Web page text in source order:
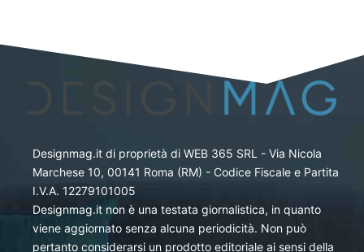
Designmag.it di proprietà di WEB 365 SRL - Via Nicola
Marchese 10, 00141 Roma (RM) - Codice Fiscale e Partita
I.V.A. 12279101005
Designmag.it non è una testata giornalistica, in quanto
viene aggiornato senza alcuna periodicità. Non può
pertanto considerarsi un prodotto editoriale ai sensi della